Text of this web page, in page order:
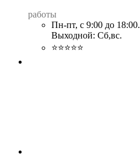
работы
Пн-пт, с 9:00 до 18:00.
Выходной: Сб,вс.
⭐⭐⭐⭐⭐